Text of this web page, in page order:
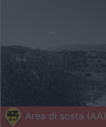
Area di sosta (AA)